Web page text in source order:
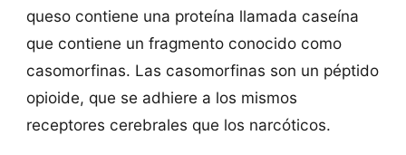
queso contiene una proteína llamada caseína
que contiene un fragmento conocido como
casomorfinas. Las casomorfinas son un péptido
opioide, que se adhiere a los mismos
receptores cerebrales que los narcóticos.